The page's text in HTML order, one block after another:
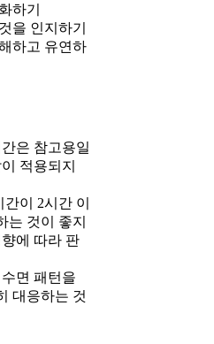
하기
을 인지하기
하고 유연하
은 참고용일
적용되지
이 2시간 이
는 것이 좋지
에 따라 판
면 패턴을
대응하는 것